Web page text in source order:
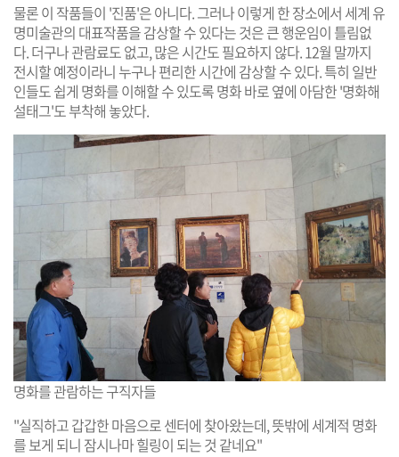
물론 이 작품들이 '진품'은 아니다. 그러나 이렇게 한 장소에서 세계 유
명미술관의 대표작품을 감상할 수 있다는 것은 큰 행운임이 틀림없
다. 더구나 관람료도 없고, 많은 시간도 필요하지 않다. 12월 말까지
전시할 예정이라니 누구나 편리한 시간에 감상할 수 있다. 특히 일반
인들도 쉽게 명화를 이해할 수 있도록 명화 바로 옆에 아담한 '명화해
설태그'도 부착해 놓았다.
명화를 관람하는 구직자들
"실직하고 갑갑한 마음으로 센터에 찾아왔는데, 뜻밖에 세계적 명화
를 보게 되니 잠시나마 힐링이 되는 것 같네요"